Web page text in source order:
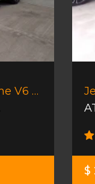
Volkswagen Amarok Extreme V6 258cv
$